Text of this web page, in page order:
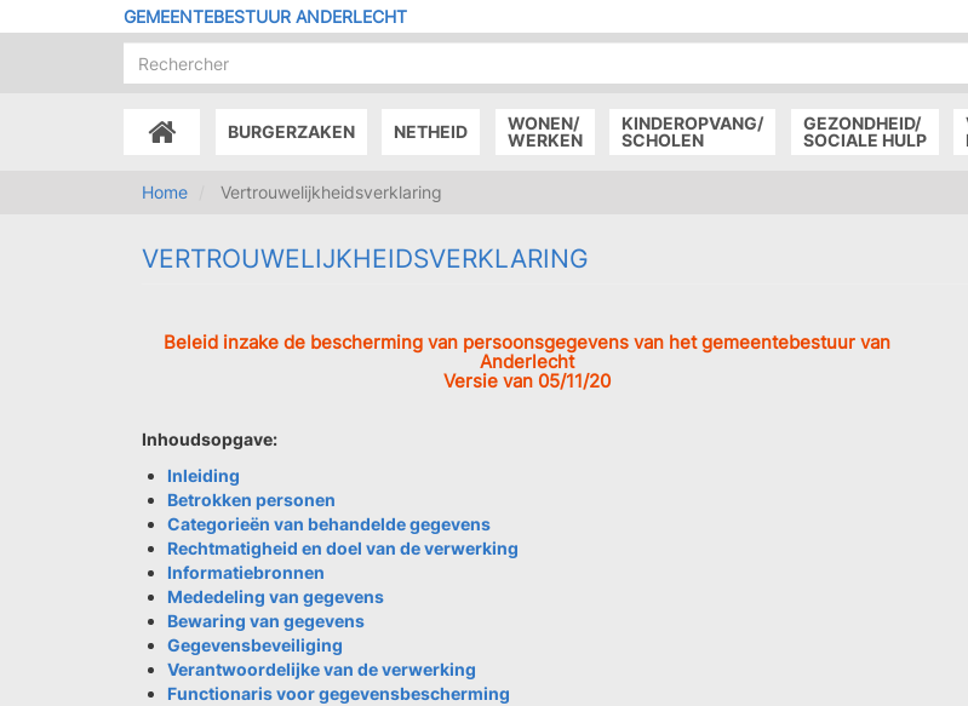
en
GEMEENTEBESTUUR ANDERLECHT
ACCUEILBURGERZAKEN NETHEID
WONEN/
WERKEN
KINDEROPVANG/
SCHOLEN
GEZONDHEID/
SOCIALE HULP
Home Vertrouwelijkheidsverklaring
VERTROUWELIJKHEIDSVERKLARING
Beleid inzake de bescherming van persoonsgegevens van het gemeentebestuur van
Anderlecht
Versie van 05/11/20
Inhoudsopgave:
Inleiding
Betrokken personen
Categorieën van behandelde gegevens
Rechtmatigheid en doel van de verwerking
Informatiebronnen
Mededeling van gegevens
Bewaring van gegevens
Gegevensbeveiliging
Verantwoordelijke van de verwerking
Functionaris voor gegevensbescherming